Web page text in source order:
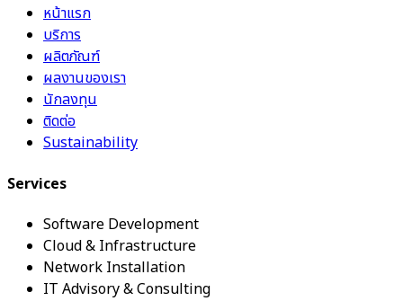
หน้าแรก
บริการ
ผลิตภัณฑ์
ผลงานของเรา
นักลงทุน
ติดต่อ
Sustainability
Services
Software Development
Cloud & Infrastructure
Network Installation
IT Advisory & Consulting